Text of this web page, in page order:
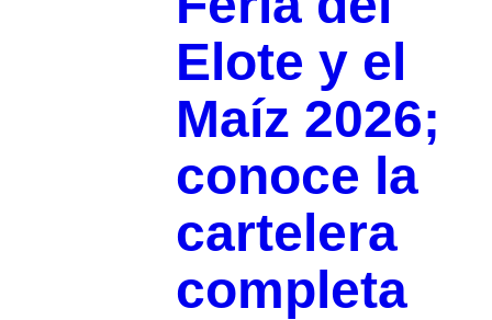
Elote y el
Maíz 2026;
conoce la
cartelera
completa